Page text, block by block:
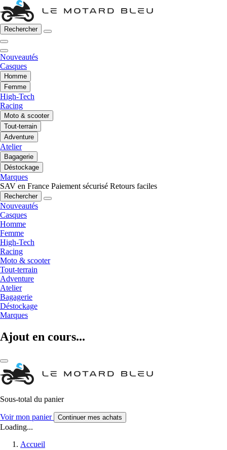
Rechercher
Nouveautés
Casques
Homme
Femme
High-Tech
Racing
Moto & scooter
Tout-terrain
Adventure
Atelier
Bagagerie
Déstockage
Marques
SAV en France Paiement sécurisé Retours faciles
Rechercher
Nouveautés
Casques
Homme
Femme
High-Tech
Racing
Moto & scooter
Tout-terrain
Adventure
Atelier
Bagagerie
Déstockage
Marques
Ajout en cours...
Sous-total du panier
Voir mon panier Continuer mes achats
Loading...
Accueil